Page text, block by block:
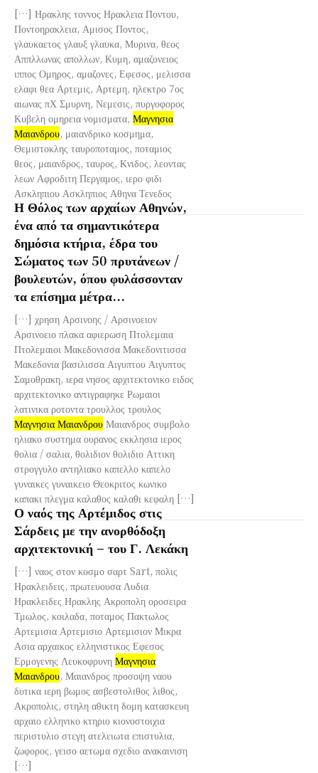
[…] Ηρακλης τοννος Ηρακλεια Ποντου,
Ποντοηρακλεια, Αμισος Ποντος,
γλαυκαετος γλαυξ γλαυκα, Μυρινα, θεος
Αππλλωνας απολλων, Κυμη, αμαζονειος
ιππος Ομηρος, αμαζονες, Εφεσος, μελισσα
ελαφι θεα Αρτεμις, Αρτεμη, ηλεκτρο 7ος
αιωνας πΧ Σμυρνη, Νεμεσις, πυργοφορος
Κυβελη ομηρεια νομισματα, Μαγνησια
Μαιανδρου, μαιανδρικο κοσμημα,
Θεμιστοκλης ταυροποταμος, ποταμιος
θεος, μαιανδρος, ταυρος, Κνιδος, λεοντας
λεων Αφροδιτη Περγαμος, ιερο φιδι
Ασκληπιου Ασκληπιος Αθηνα Τενεδος
Η Θόλος των αρχαίων Αθηνών,
ένα από τα σημαντικότερα
δημόσια κτήρια, έδρα του
Σώματος των 50 πρυτάνεων /
βουλευτών, όπου φυλάσσονταν
τα επίσημα μέτρα...
[…] χρηση Αρσινοης / Αρσινοειον
Αρσινοειο πλακα αφιερωση Πτολεμαια
Πτολεμαιοι Μακεδονισσα Μακεδονιτισσα
Μακεδονια βασιλισσα Αιγυπτου Αιγυπτος
Σαμοθρακη, ιερα νησος αρχιτεκτονικο ειδος
αρχιτεκτονικο αντιγραφηκε Ρωμαιοι
λατινικα ροτοντα τρουλλος τρουλος
Μαγνησια Μαιανδρου Μαιανδρος συμβολο
ηλιακο συστημα ουρανος εκκλησια ιερος
θολια / σαλια, θολιδιον θολιδιο Αττικη
στρογγυλο αντηλιακο καπελλο καπελο
γυναικες γυναικειο Θεοκριτος κωνικο
καπακι πλεγμα καλαθος καλαθι κεφαλη […]
Ο ναός της Αρτέμιδος στις
Σάρδεις με την ανορθόδοξη
αρχιτεκτονική – του Γ. Λεκάκη
[…] ναος στον κοσμο σαρτ Sart, πολις
Ηρακλειδεις, πρωτευουσα Λυδια
Ηρακλειδες Ηρακλης Ακροπολη οροσειρα
Τμωλος, κοιλαδα, ποταμος Πακτωλος
Αρτεμισια Αρτεμισιο Αρτεμισιον Μικρα
Ασια αρχαικος ελληνιστικος Εφεσος
Ερμογενης Λευκοφρυνη Μαγνησια
Μαιανδρου, Μαιανδρος προσοψη ναου
δυτικα ιερη βωμος ασβεστολιθος λιθος,
Ακροπολις, στηλη αθικτη δομη κατασκευη
αρχαιο ελληνικο κτηριο κιονοστοιχια
περιστυλιο στεγη ατελειωτα επιστυλια,
ζωφορος, γεισο αετωμα σχεδιο ανακαινιση
[…]